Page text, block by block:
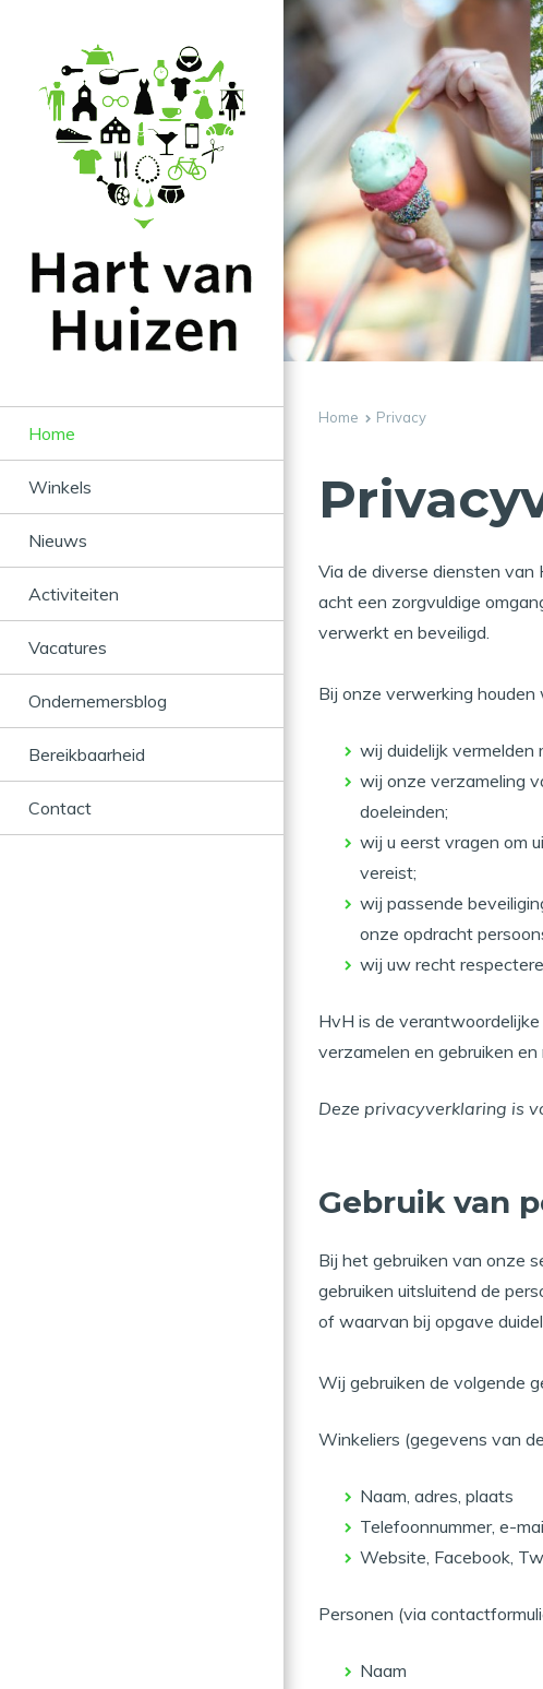
Home
Winkels
Nieuws
Activiteiten
Vacatures
Ondernemersblog
Bereikbaarheid
Contact
Home Privacy
Via de diverse diensten
acht een zorgvuldige
verwerkt en beveiligd.
Bij onze verwerking
wij duidelijk
wij onze verzameling
doeleinden;
wij u eerst vragen om
vereist;
wij passende
onze opdracht
wij uw recht
HvH is de
verzamelen en gebruiken
Deze privacyverklaring is
Gebruik van
Bij het gebruiken van onze
gebruiken uitsluitend de
of waarvan bij opgave
Wij gebruiken de volgende
Winkeliers (gegevens van
Naam, adres, plaats
Telefoonnummer, e-
Website,
Personen (via
Naam